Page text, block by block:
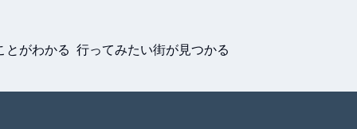
とがわかる 行ってみたい街が見つかる